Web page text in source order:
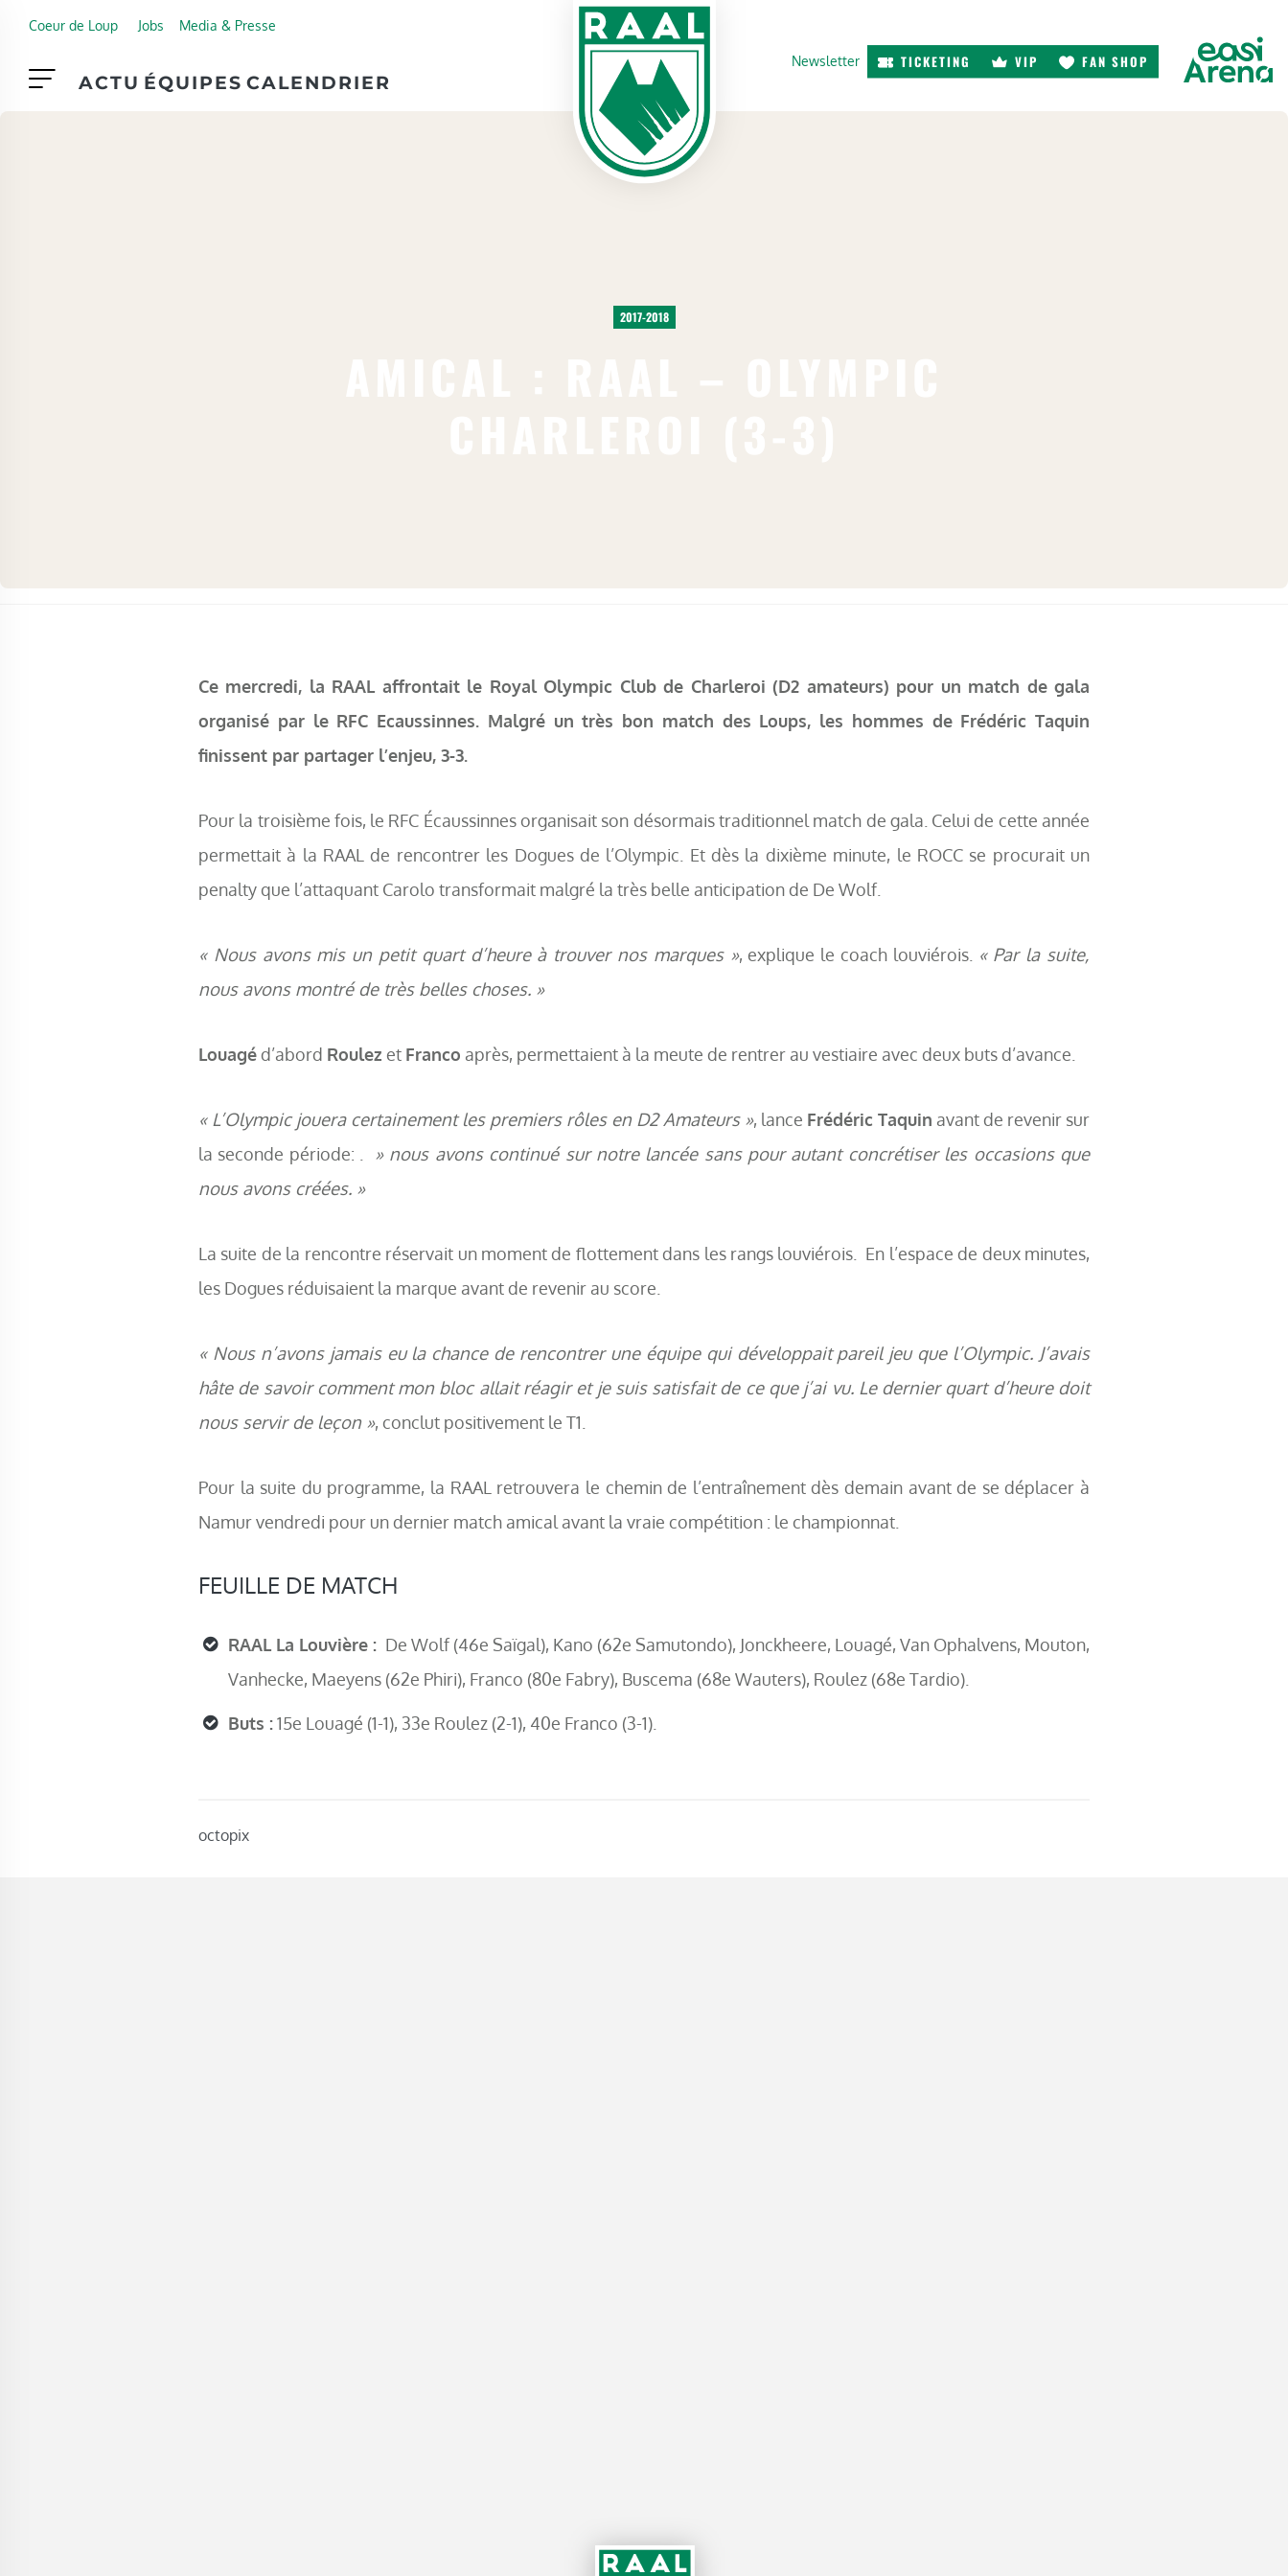
Coeur de Loup Jobs Media & Presse
Newsletter TICKETING VIP FAN SHOP
ACTU ÉQUIPES CALENDRIER
2017-2018
octopix
Ce mercredi, la RAAL affrontait le Royal Olympic Club de Charleroi (D2 amateurs) pour un match de gala
organisé par le RFC Ecaussinnes. Malgré un très bon match des Loups, les hommes de Frédéric Taquin
finissent par partager l’enjeu, 3-3.
Pour la troisième fois, le RFC Écaussinnes organisait son désormais traditionnel match de gala. Celui de cette année
permettait à la RAAL de rencontrer les Dogues de l’Olympic. Et dès la dixième minute, le ROCC se procurait un
penalty que l’attaquant Carolo transformait malgré la très belle anticipation de De Wolf.
« Nous avons mis un petit quart d’heure à trouver nos marques », explique le coach louviérois. « Par la suite,
nous avons montré de très belles choses. »
Louagéd’abord Roulez et Franco après, permettaient à la meute de rentrer au vestiaire avec deux buts d’avance.
« L’Olympic jouera certainement les premiers rôles en D2 Amateurs », lance Frédéric Taquin avant de revenir sur
la seconde période: .
» nous avons continué sur notre lancée sans pour autant concrétiser les occasions que
nous avons créées. »
La suite de la rencontre réservait un moment de flottement dans les rangs louviérois. En l’espace de deux minutes,
les Dogues réduisaient la marque avant de revenir au score.
« Nous n’avons jamais eu la chance de rencontrer une équipe qui développait pareil jeu que l’Olympic. J’avais
hâte de savoir comment mon bloc allait réagir et je suis satisfait de ce que j’ai vu. Le dernier quart d’heure doit
nous servir de leçon », conclut positivement le T1.
Pour la suite du programme, la RAAL retrouvera le chemin de l’entraînement dès demain avant de se déplacer à
Namur vendredi pour un dernier match amical avant la vraie compétition : le championnat.
FEUILLE DE MATCH
RAAL La Louvière : De Wolf (46e Saïgal), Kano (62e Samutondo), Jonckheere, Louagé, Van Ophalvens, Mouton,
Vanhecke, Maeyens (62e Phiri), Franco (80e Fabry), Buscema (68e Wauters), Roulez (68e Tardio).
Buts :15e Louagé (1-1), 33e Roulez (2-1), 40e Franco (3-1).